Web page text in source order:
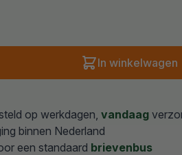
In winkelwagen
op werkdagen, vandaag
binnen Nederland
een standaard brievenbus